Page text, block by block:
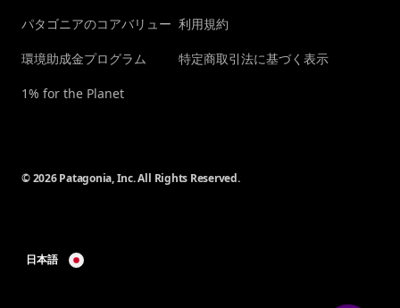
パタゴニアのコアバリュー
環境助成金プログラム
1% for the Planet
利用規約
特定商取引法に基づく表示
© 2026 Patagonia, Inc. All Rights Reserved.
日本語